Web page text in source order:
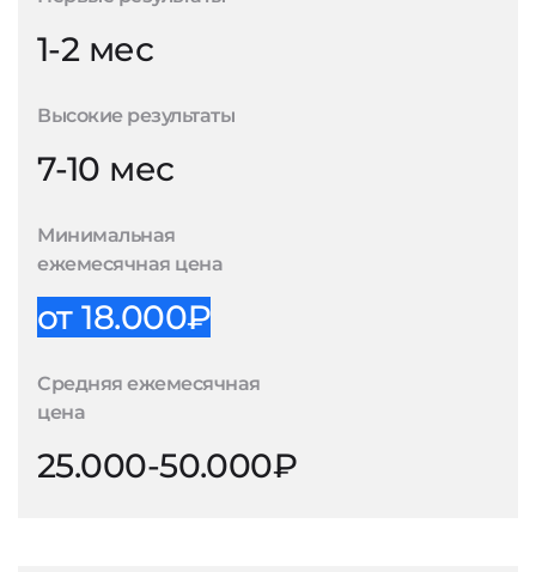
1-2 мес
Высокие результаты
7-10 мес
Минимальная
ежемесячная цена
от 18.000₽
Средняя ежемесячная
цена
25.000-50.000₽